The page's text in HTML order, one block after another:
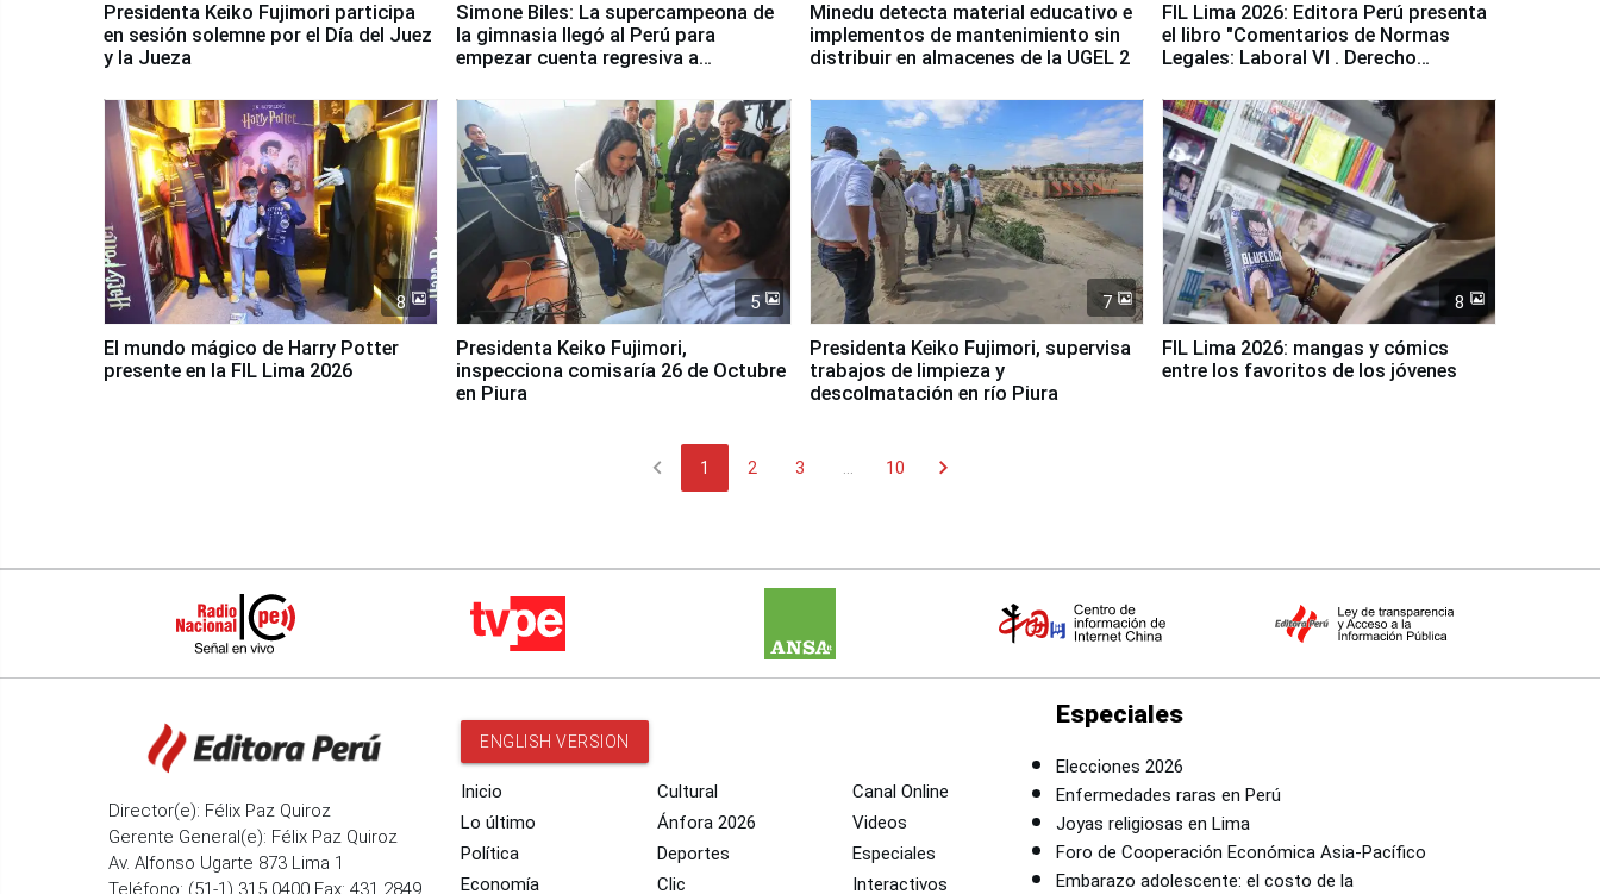
Presidenta Keiko Fujimori participa
en sesión solemne por el Día del Juez
y la Jueza
Simone Biles: La supercampeona de
la gimnasia llegó al Perú para
empezar cuenta regresiva a
Minedu detecta material educativo e
implementos de mantenimiento sin
distribuir en almacenes de la UGEL 2
FIL Lima 2026: Editora Perú presenta
el libro "Comentarios de Normas
Legales: Laboral Vl . Derecho
8
El mundo mágico de Harry Potter
presente en la FIL Lima 2026
5
Presidenta Keiko Fujimori,
inspecciona comisaría 26 de Octubre
en Piura
7
Presidenta Keiko Fujimori, supervisa
trabajos de limpieza y
descolmatación en río Piura
8
FIL Lima 2026: mangas y cómics
entre los favoritos de los jóvenes
chevron_left 1 2 3 10 chevron_right
Director(e): Félix Paz Quiroz
Gerente General(e): Félix Paz Quiroz
Av. Alfonso Ugarte 873 Lima 1
Teléfono: (51-1) 315 0400 Fax: 431 2849
ENGLISH VERSION
Inicio
Lo último
Política
Economía
Cultural
Ánfora 2026
Deportes
Clic
Canal Online
Videos
Especiales
Interactivos
Especiales
Elecciones 2026
Enfermedades raras en Perú
Joyas religiosas en Lima
Foro de Cooperación Económica Asia-Pacífico
Embarazo adolescente: el costo de la